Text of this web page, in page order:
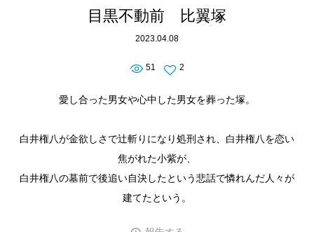
目黒不動前 比翼塚
2023.04.08
51 2
愛し合った男女や心中した男女を葬った塚。
白井権八が金欲しさで辻斬りになり処刑され、白井権八を恋い
焦がれた小紫が、
白井権八の墓前で後追い自決したという悲話で憐れんだ人々が
建てたという。